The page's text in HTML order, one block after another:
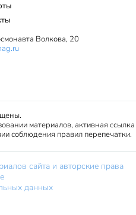
Волкова, 20
материалов, активная
соблюдения правил перепечатки.
сайта и авторские права
данных